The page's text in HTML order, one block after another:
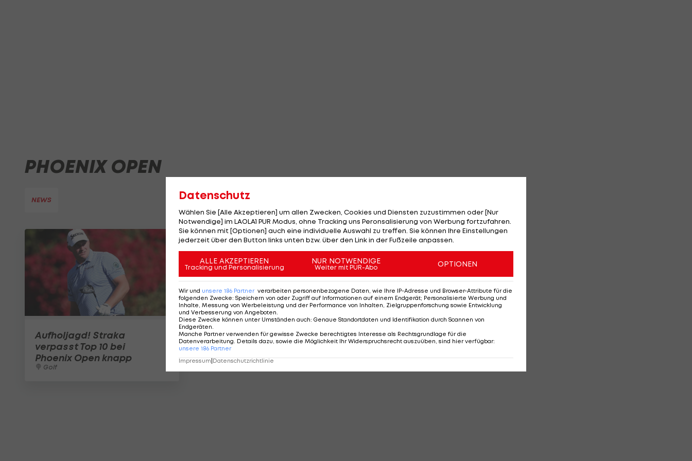
PHOENIX OPEN
NEWS
Aufholjagd! Straka
verpasst Top 10 bei
Phoenix Open knapp
Golf
Datenschutz
Wählen Sie [Alle Akzeptieren] um allen Zwecken, Cookies und Diensten zuzustimmen oder [Nur
Notwendige] im LAOLA1 PUR Modus, ohne Tracking uns Peronsalisierung von Werbung fortzufahren.
Sie können mit [Optionen] auch eine individuelle Auswahl zu treffen. Sie können Ihre Einstellungen
jederzeit über den Button links unten bzw. über den Link in der Fußzeile anpassen.
ALLE AKZEPTIEREN
Tracking und Personalisierung
NUR NOTWENDIGE
Weiter mit PUR-Abo OPTIONEN
Wir und unsere 186 Partner verarbeiten personenbezogene Daten, wie Ihre IP-Adresse und Browser-Attribute für die
folgenden Zwecke: Speichern von oder Zugriff auf Informationen auf einem Endgerät; Personalisierte Werbung und
Inhalte, Messung von Werbeleistung und der Performance von Inhalten, Zielgruppenforschung sowie Entwicklung
und Verbesserung von Angeboten
Diese Zwecke können unter Umständen auch: Genaue Standortdaten und Identifikation durch Scannen von
Endgeräten
Manche Partner verwenden für gewisse Zwecke berechtigtes Interesse als Rechtsgrundlage für die
Datenverarbeitung. Details dazu, sowie die Möglichkeit Ihr Widerspruchsrecht auszuüben, sind hier verfügbar:
unsere 186 Partner
Impressum|Datenschutzrichtlinie